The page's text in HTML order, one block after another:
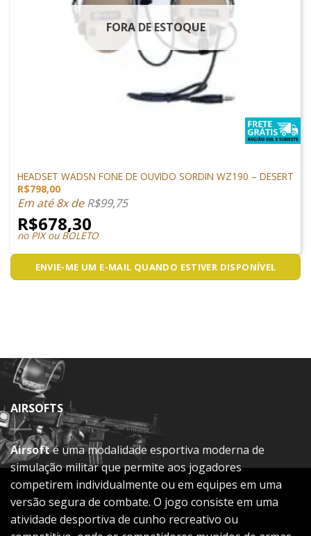
FORA DE ESTOQUE
HEADSET WADSN FONE DE OUVIDO SORDIN WZ190 – DESERT
R$798,00
Em até 8x deR$99,75
R$678,30
no PIX ou BOLETO
ENVIE-ME UM E-MAIL QUANDO ESTIVER DISPONÍVEL
AIRSOFTS
Airsofté uma modalidade esportiva moderna de
simulação militar que permite aos jogadores
competirem individualmente ou em equipes em uma
versão segura de combate. O jogo consiste em uma
atividade desportiva de cunho recreativo ou